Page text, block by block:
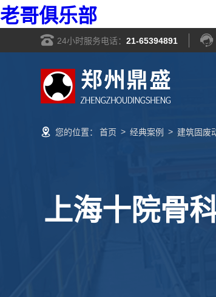
老哥俱乐部
24小时服务电话：21-65394891
您的位置： 首页 > 经典案例 > 建筑固废
上海十院骨